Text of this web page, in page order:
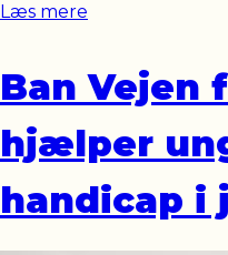
Læs mere
Ban Vejen
hjælper
handicap i